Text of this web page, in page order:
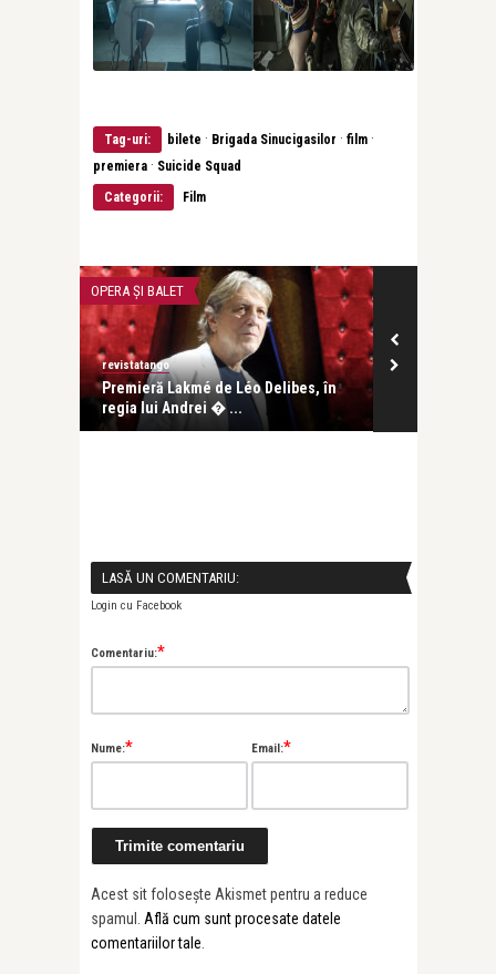
Tag-uri: bilete · Brigada Sinucigasilor · film ·
premiera · Suicide Squad
Categorii:
Film
OPERA ȘI BALET
revistatango
Premieră Lakmé de Léo Delibes, în
regia lui Andrei � ...
LASĂ UN COMENTARIU:
Login cu Facebook
Comentariu:*
Nume:* Email:*
Acest sit folosește Akismet pentru a reduce
spamul. Află cum sunt procesate datele
comentariilor tale.